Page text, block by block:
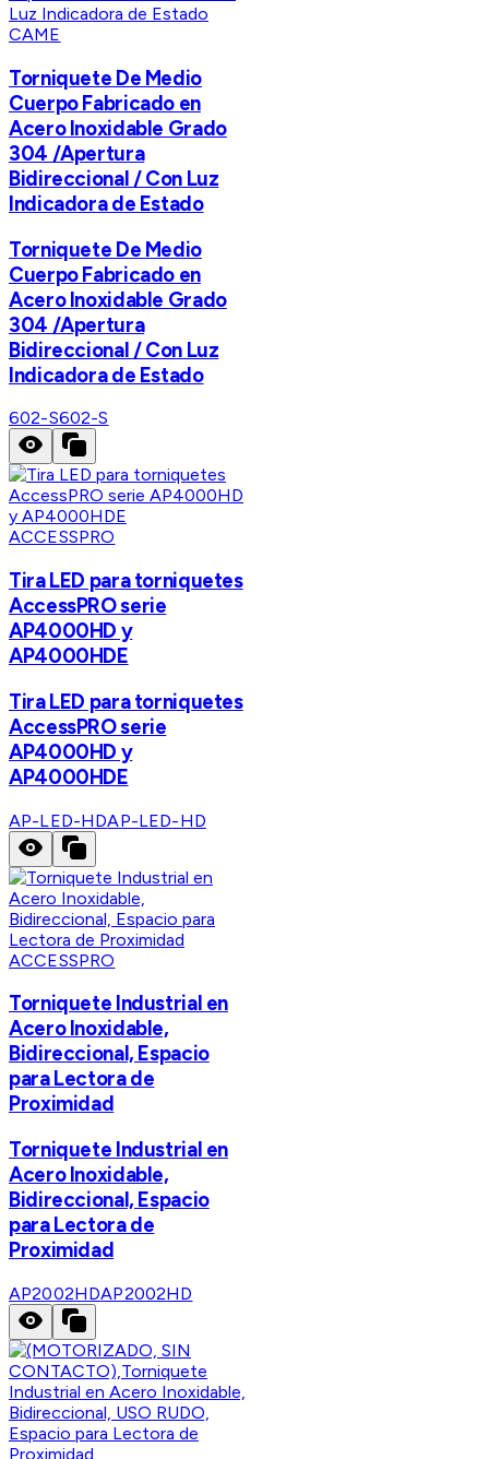
CAME
Torniquete De Medio
Cuerpo Fabricado en
Acero Inoxidable Grado
304 /Apertura
Bidireccional / Con Luz
Indicadora de Estado
Torniquete De Medio
Cuerpo Fabricado en
Acero Inoxidable Grado
304 /Apertura
Bidireccional / Con Luz
Indicadora de Estado
602-S602-S
ACCESSPRO
Tira LED para torniquetes
AccessPRO serie
AP4000HD y
AP4000HDE
Tira LED para torniquetes
AccessPRO serie
AP4000HD y
AP4000HDE
AP-LED-HDAP-LED-HD
ACCESSPRO
Torniquete Industrial en
Acero Inoxidable,
Bidireccional, Espacio
para Lectora de
Proximidad
Torniquete Industrial en
Acero Inoxidable,
Bidireccional, Espacio
para Lectora de
Proximidad
AP2002HDAP2002HD